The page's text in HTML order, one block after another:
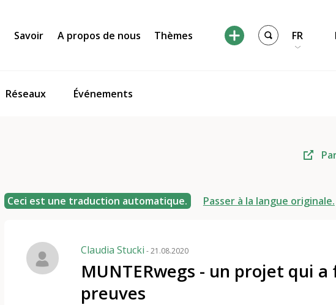
Réseaux Événements
Savoir A propos de nous Thèmes FR
Ceci est une traduction automatique. Passer à la langue originale.
Claudia Stucki - 21.08.2020
MUNTERwegs - un projet qui a
preuves